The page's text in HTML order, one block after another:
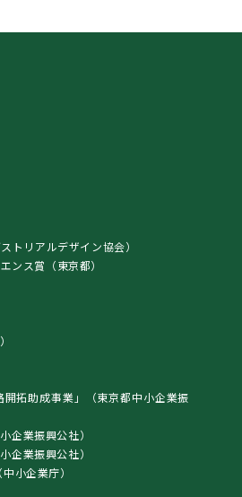
リアルデザイン協会）
ス賞（東京都）
拓助成事業」（東京都中小企業振
企業振興公社）
小企業振興公社）
小企業庁）